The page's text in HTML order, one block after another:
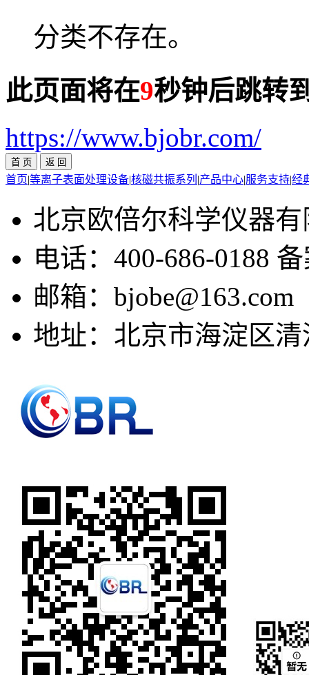
分类不存在。
此页面将在9秒钟后跳转
https://www.bjobr.com/
首页|等离子表面处理设备|核磁共振系列 |产品中心|服务支持|经
北京欧倍尔科学仪器
电话：400-686-0188
邮箱：bjobe@163.com
地址：北京市海淀区